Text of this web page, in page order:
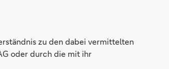
zu den dabei vermittelten
oder durch die mit ihr